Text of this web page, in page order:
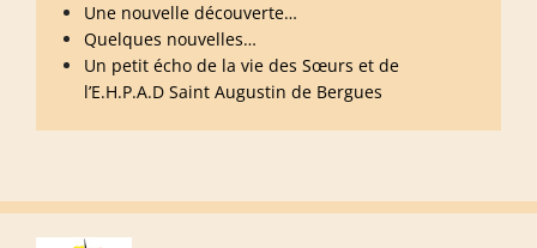
Une nouvelle découverte…
Quelques nouvelles…
Un petit écho de la vie des Sœurs et de
l’E.H.P.A.D Saint Augustin de Bergues